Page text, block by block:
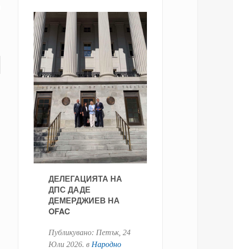
ДЕЛЕГАЦИЯТА НА
ДПС ДАДЕ
ДЕМЕРДЖИЕВ НА
OFAC
Публикувано: Петък, 24
Юли 2026. в Народно